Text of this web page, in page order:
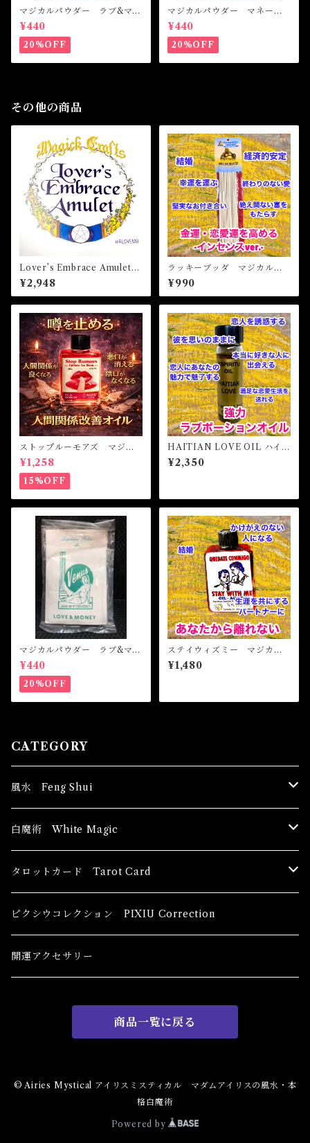
マジカルパウダー ラブ&マネ
ー Magical Powder LOVE
&MONEY
¥440
20%OFF
マジカルパウダー マネード
ローイング Magical Powde
r MONEY DRAWING
¥440
20%OFF
その他の商品
Lover’s Embrace Amulet
ラバーズエンブレーズアミュ
レット 白魔術アミュレット
¥2,948
ラッキーブッダ マジカルス
ティックインセンス LUCK
Y BUDDHA Magical Stick
Incense
¥990
ストップルーモアズ マジカ
ルオイル・魔女オイル Stop
Rumors Magical Oil
¥1,258
15%OFF
HAITIAN LOVE OIL ハイチ
ャンラブオイル
¥2,350
マジカルパウダー ラブ&マネ
ー Magical Powder LOVE
&MONEY
¥440
20%OFF
ステイウィズミー マジカル
オイル・魔女オイル STAY
WITH ME Magical Oil
¥1,480
CATEGORY
風水 Feng Shui
ブッダ Buddha
恋愛運
健康運 Health
金運 Money
キーチェーン
金運 Money
干支風水置き物
ブレスレット Bracelet
白魔術 White Magic
香油 Oils
恋愛 Love
金運 Money
スピリチュアル Spiritual
キャンドル Candles
恋愛 Love
線香 Stick Incense
パウダー Magical Powder
仕事
バス＆フロアウォッシュ Bath&Floor Wash
バスハーブ Bath Herb
タロットカード Tarot Card
初心者向け For The Beginners
中級者向け
ピクシウコレクション PIXIU Correction
開運アクセサリー
商品一覧に戻る
© Airies Mystical アイリスミスティカル マダムアイリスの風水・本
格白魔術
Powered by